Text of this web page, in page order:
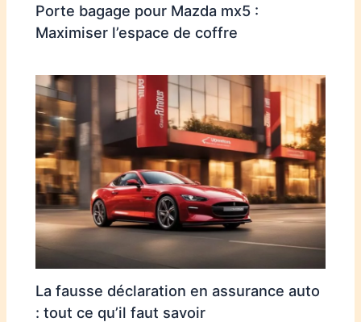
Porte bagage pour Mazda mx5 :
Maximiser l’espace de coffre
La fausse déclaration en assurance auto
: tout ce qu’il faut savoir